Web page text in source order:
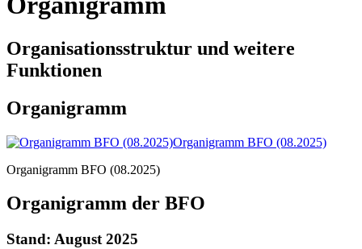
Organisationsstruktur und weitere
Funktionen
Organigramm
Organigramm BFO (08.2025)
Organigramm BFO (08.2025)
Organigramm der BFO
Stand: August 2025